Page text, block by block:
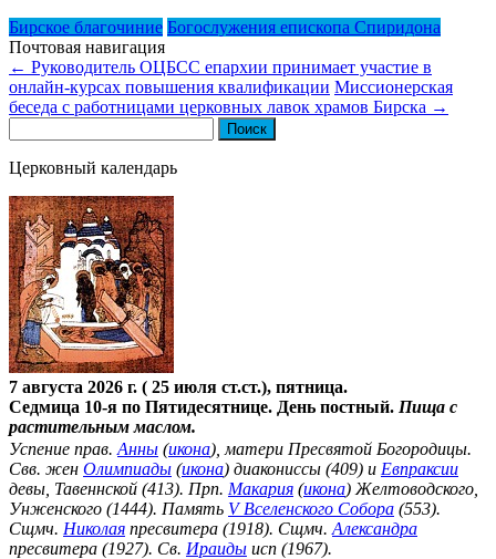
Бирское благочиние Богослужения епископа Спиридона
Почтовая навигация
← Руководитель ОЦБСС епархии принимает участие в
онлайн-курсах повышения квалификации Миссионерская
беседа с работницами церковных лавок храмов Бирска →
Церковный календарь
7 августа 2026 г. ( 25 июля ст.ст.), пятница.
Седмица 10-я по Пятидесятнице. День постный. Пища с
растительным маслом.
Успение прав. Анны (икона), матери Пресвятой Богородицы.
Свв. жен Олимпиады (икона) диакониссы (409) и Евпраксии
девы, Тавеннской (413). Прп. Макария (икона) Желтоводского,
Унженского (1444). Память V Вселенского Собора (553).
Сщмч. Николая пресвитера (1918). Сщмч. Александра
пресвитера (1927). Св. Ираиды исп (1967).